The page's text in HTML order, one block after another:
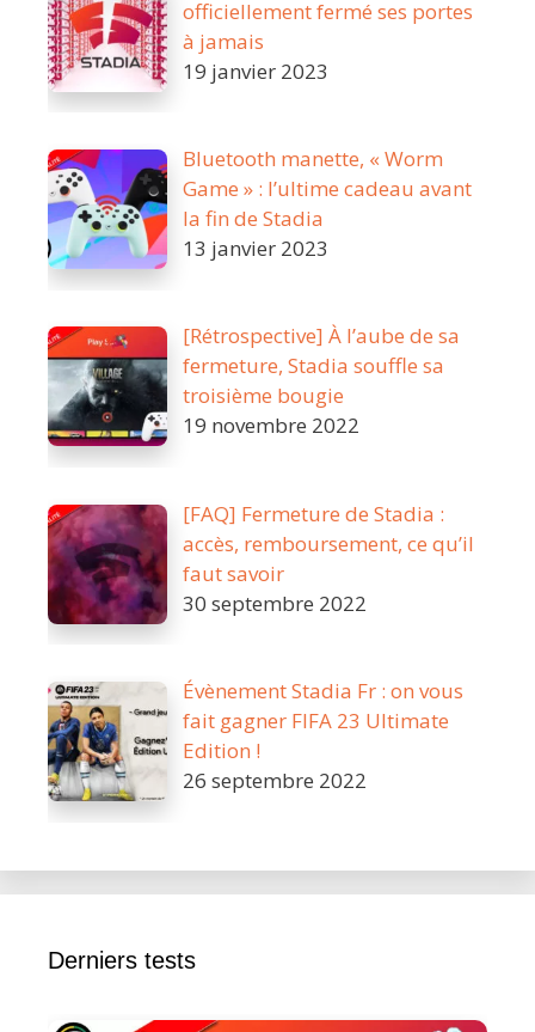
officiellement fermé ses portes
à jamais
19 janvier 2023
Bluetooth manette, « Worm
Game » : l’ultime cadeau avant
la fin de Stadia
13 janvier 2023
[Rétrospective] À l’aube de sa
fermeture, Stadia souffle sa
troisième bougie
19 novembre 2022
[FAQ] Fermeture de Stadia :
accès, remboursement, ce qu’il
faut savoir
30 septembre 2022
Évènement Stadia Fr : on vous
fait gagner FIFA 23 Ultimate
Edition !
26 septembre 2022
Derniers tests